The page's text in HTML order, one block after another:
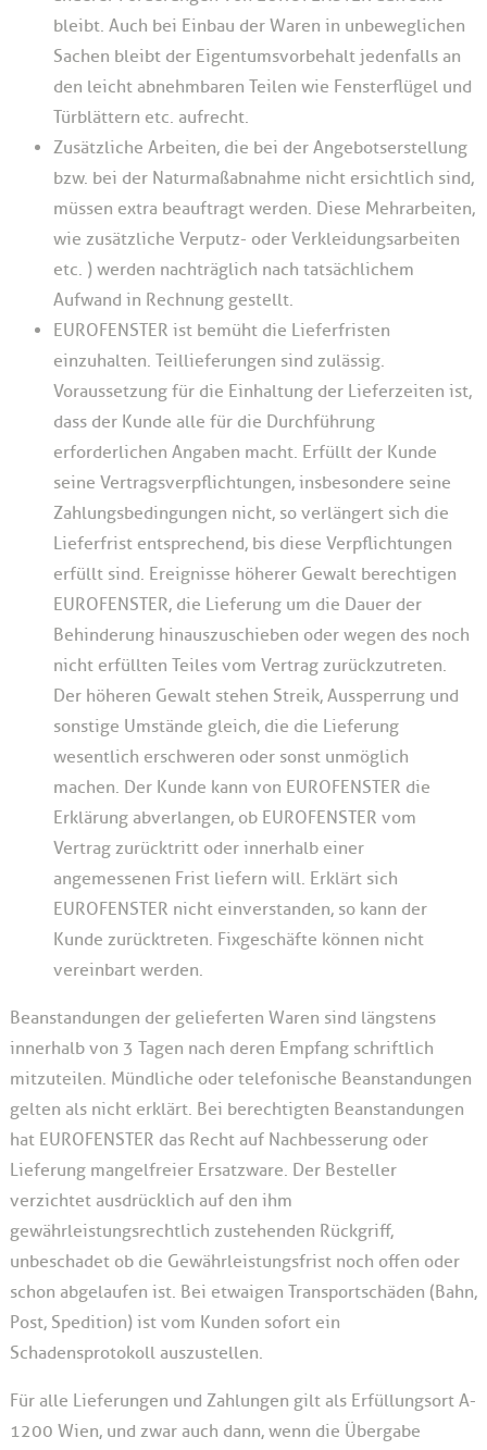
bleibt. Auch bei Einbau der Waren in unbeweglichen
Sachen bleibt der Eigentumsvorbehalt jedenfalls an
den leicht abnehmbaren Teilen wie Fensterflügel und
Türblättern etc. aufrecht.
Zusätzliche Arbeiten, die bei der Angebotserstellung
bzw. bei der Naturmaßabnahme nicht ersichtlich sind,
müssen extra beauftragt werden. Diese Mehrarbeiten,
wie zusätzliche Verputz- oder Verkleidungsarbeiten
etc. ) werden nachträglich nach tatsächlichem
Aufwand in Rechnung gestellt.
EUROFENSTER ist bemüht die Lieferfristen
einzuhalten. Teillieferungen sind zulässig.
Voraussetzung für die Einhaltung der Lieferzeiten ist,
dass der Kunde alle für die Durchführung
erforderlichen Angaben macht. Erfüllt der Kunde
seine Vertragsverpflichtungen, insbesondere seine
Zahlungsbedingungen nicht, so verlängert sich die
Lieferfrist entsprechend, bis diese Verpflichtungen
erfüllt sind. Ereignisse höherer Gewalt berechtigen
EUROFENSTER, die Lieferung um die Dauer der
Behinderung hinauszuschieben oder wegen des noch
nicht erfüllten Teiles vom Vertrag zurückzutreten.
Der höheren Gewalt stehen Streik, Aussperrung und
sonstige Umstände gleich, die die Lieferung
wesentlich erschweren oder sonst unmöglich
machen. Der Kunde kann von EUROFENSTER die
Erklärung abverlangen, ob EUROFENSTER vom
Vertrag zurücktritt oder innerhalb einer
angemessenen Frist liefern will. Erklärt sich
EUROFENSTER nicht einverstanden, so kann der
Kunde zurücktreten. Fixgeschäfte können nicht
vereinbart werden.
Beanstandungen der gelieferten Waren sind längstens
innerhalb von 3 Tagen nach deren Empfang schriftlich
mitzuteilen. Mündliche oder telefonische Beanstandungen
gelten als nicht erklärt. Bei berechtigten Beanstandungen
hat EUROFENSTER das Recht auf Nachbesserung oder
Lieferung mangelfreier Ersatzware. Der Besteller
verzichtet ausdrücklich auf den ihm
gewährleistungsrechtlich zustehenden Rückgriff,
unbeschadet ob die Gewährleistungsfrist noch offen oder
schon abgelaufen ist. Bei etwaigen Transportschäden (Bahn,
Post, Spedition) ist vom Kunden sofort ein
Schadensprotokoll auszustellen.
Für alle Lieferungen und Zahlungen gilt als Erfüllungsort A-
1200 Wien, und zwar auch dann, wenn die Übergabe